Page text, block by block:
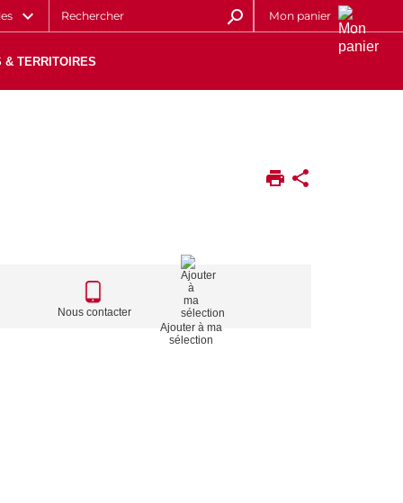
Mon panier
& TERRITOIRES
CALL
TO
ACTIONS
Nous contacter
Ajouter à ma
sélection